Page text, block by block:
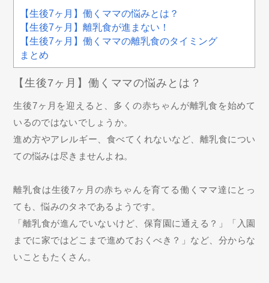
【生後7ヶ月】働くママの悩みとは？
【生後7ヶ月】離乳食が進まない！
【生後7ヶ月】働くママの離乳食のタイミング
まとめ
【生後7ヶ月】働くママの悩みとは？
生後7ヶ月を迎えると、多くの赤ちゃんが離乳食を始めて
いるのではないでしょうか。
進め方やアレルギー、食べてくれないなど、離乳食につい
ての悩みは尽きませんよね。
離乳食は生後7ヶ月の赤ちゃんを育てる働くママ達にとっ
ても、悩みのタネであるようです。
「離乳食が進んでいないけど、保育園に通える？」「入園
までに家ではどこまで進めておくべき？」など、分からな
いこともたくさん。